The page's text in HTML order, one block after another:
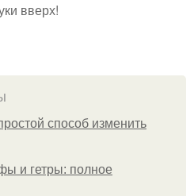
вверх!
способ изменить
и гетры: полное